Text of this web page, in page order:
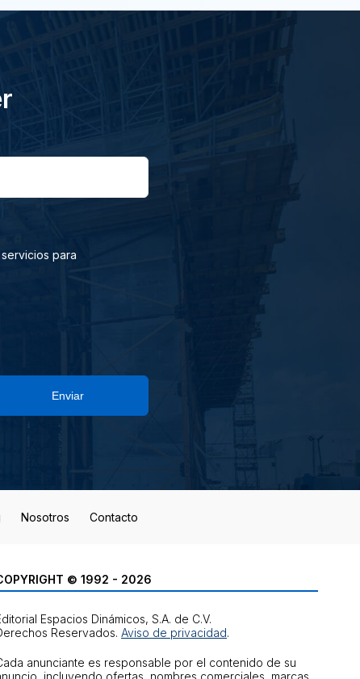
para
Enviar
Nosotros Contacto
© 1992 - 2026
Espacios Dinámicos, S.A. de C.V.
Reservados. Aviso de privacidad.
anunciante es responsable por el contenido de su
incluyendo ofertas, nombres comerciales, marcas